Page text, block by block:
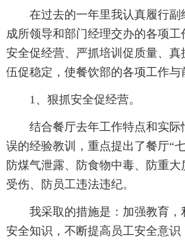
在过去的一年里我认真履行
成所领导和部门经理交办的各项
安全促经营、严抓培训促质量、真
伍促稳定，使餐饮部的各项工作与
1、狠抓安全促经营。
结合餐厅去年工作特点和实
误的经验教训，重点提出了餐厅“
防煤气泄露、防食物中毒、防重
受伤、防员工违法违纪。
我采取的措施是：加强教育
安全知识，不断提高员工安全意